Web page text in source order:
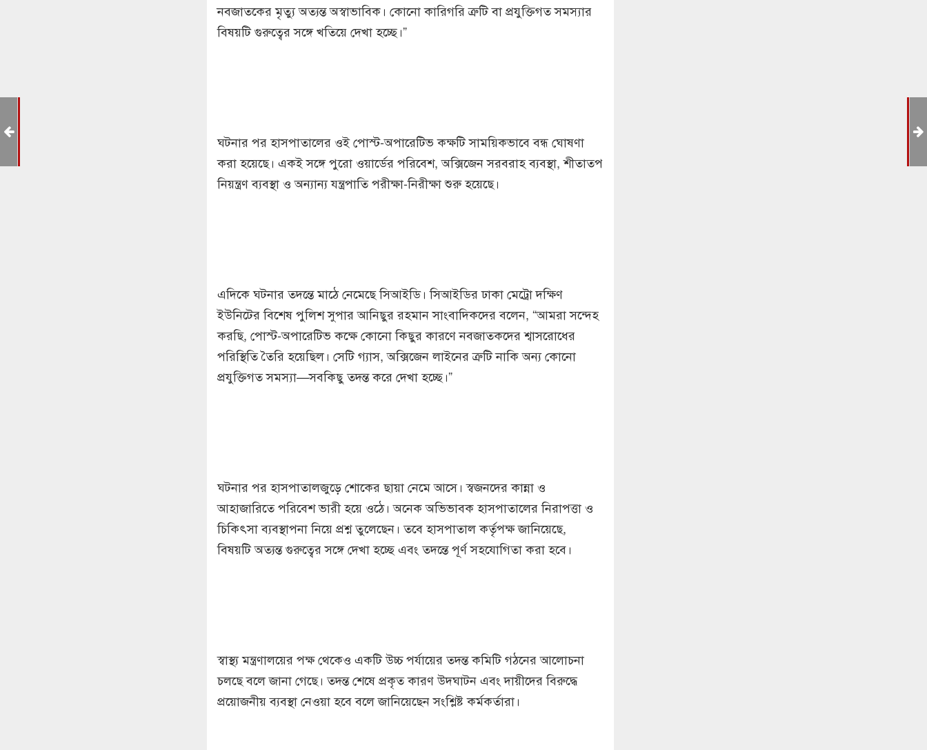
নবজাতকের মৃত্যু অত্যন্ত অস্বাভাবিক। কোনো কারিগরি ত্রুটি বা প্রযুক্তিগত সমস্যার
বিষয়টি গুরুত্বের সঙ্গে খতিয়ে দেখা হচ্ছে।”
ঘটনার পর হাসপাতালের ওই পোস্ট-অপারেটিভ কক্ষটি সাময়িকভাবে বন্ধ ঘোষণা
করা হয়েছে। একই সঙ্গে পুরো ওয়ার্ডের পরিবেশ, অক্সিজেন সরবরাহ ব্যবস্থা, শীতাতপ
নিয়ন্ত্রণ ব্যবস্থা ও অন্যান্য যন্ত্রপাতি পরীক্ষা-নিরীক্ষা শুরু হয়েছে।
এদিকে ঘটনার তদন্তে মাঠে নেমেছে সিআইডি। সিআইডির ঢাকা মেট্রো দক্ষিণ
ইউনিটের বিশেষ পুলিশ সুপার আনিছুর রহমান সাংবাদিকদের বলেন, “আমরা সন্দেহ
করছি, পোস্ট-অপারেটিভ কক্ষে কোনো কিছুর কারণে নবজাতকদের শ্বাসরোধের
পরিস্থিতি তৈরি হয়েছিল। সেটি গ্যাস, অক্সিজেন লাইনের ত্রুটি নাকি অন্য কোনো
প্রযুক্তিগত সমস্যা—সবকিছু তদন্ত করে দেখা হচ্ছে।”
ঘটনার পর হাসপাতালজুড়ে শোকের ছায়া নেমে আসে। স্বজনদের কান্না ও
আহাজারিতে পরিবেশ ভারী হয়ে ওঠে। অনেক অভিভাবক হাসপাতালের নিরাপত্তা ও
চিকিৎসা ব্যবস্থাপনা নিয়ে প্রশ্ন তুলেছেন। তবে হাসপাতাল কর্তৃপক্ষ জানিয়েছে,
বিষয়টি অত্যন্ত গুরুত্বের সঙ্গে দেখা হচ্ছে এবং তদন্তে পূর্ণ সহযোগিতা করা হবে।
স্বাস্থ্য মন্ত্রণালয়ের পক্ষ থেকেও একটি উচ্চ পর্যায়ের তদন্ত কমিটি গঠনের আলোচনা
চলছে বলে জানা গেছে। তদন্ত শেষে প্রকৃত কারণ উদঘাটন এবং দায়ীদের বিরুদ্ধে
প্রয়োজনীয় ব্যবস্থা নেওয়া হবে বলে জানিয়েছেন সংশ্লিষ্ট কর্মকর্তারা।